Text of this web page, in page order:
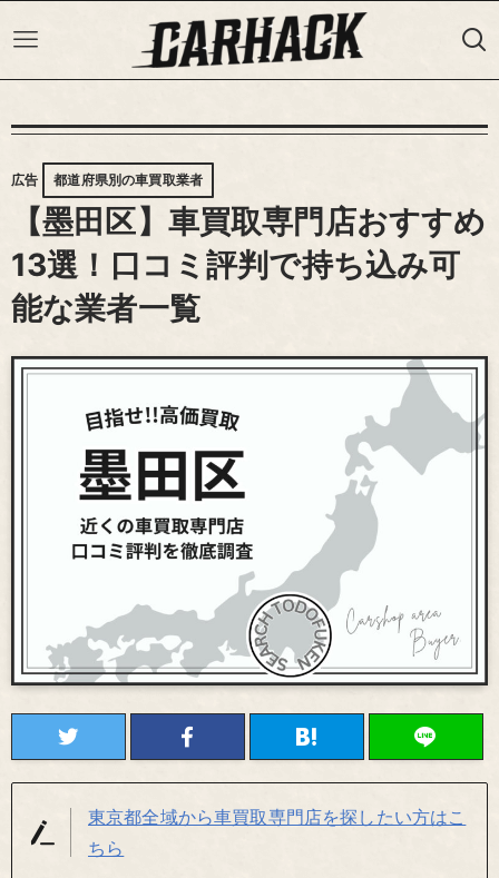
広告 都道府県別の車買取業者
【墨田区】車買取専門店おすすめ
13選！口コミ評判で持ち込み可
能な業者一覧
東京都全域から車買取専門店を探したい方はこ
ちら